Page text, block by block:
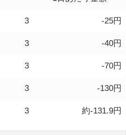
3 -25円
3 -40円
3 -70円
3 -130円
3 約-131.9円